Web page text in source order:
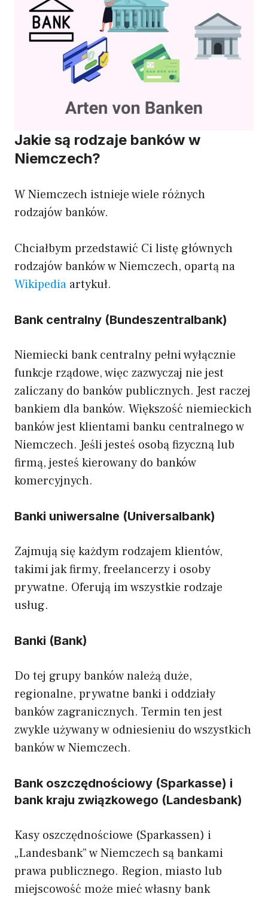
Jakie są rodzaje banków w
Niemczech?
W Niemczech istnieje wiele różnych
rodzajów banków.
Chciałbym przedstawić Ci listę głównych
rodzajów banków w Niemczech, opartą na
Wikipedia artykuł.
Bank centralny (Bundeszentralbank)
Niemiecki bank centralny pełni wyłącznie
funkcje rządowe, więc zazwyczaj nie jest
zaliczany do banków publicznych. Jest raczej
bankiem dla banków. Większość niemieckich
banków jest klientami banku centralnego w
Niemczech. Jeśli jesteś osobą fizyczną lub
firmą, jesteś kierowany do banków
komercyjnych.
Banki uniwersalne (Universalbank)
Zajmują się każdym rodzajem klientów,
takimi jak firmy, freelancerzy i osoby
prywatne. Oferują im wszystkie rodzaje
usług.
Banki (Bank)
Do tej grupy banków należą duże,
regionalne, prywatne banki i oddziały
banków zagranicznych. Termin ten jest
zwykle używany w odniesieniu do wszystkich
banków w Niemczech.
Bank oszczędnościowy (Sparkasse) i
bank kraju związkowego (Landesbank)
Kasy oszczędnościowe (Sparkassen) i
„Landesbank” w Niemczech są bankami
prawa publicznego. Region, miasto lub
miejscowość może mieć własny bank